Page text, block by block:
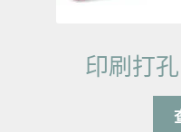
印刷打